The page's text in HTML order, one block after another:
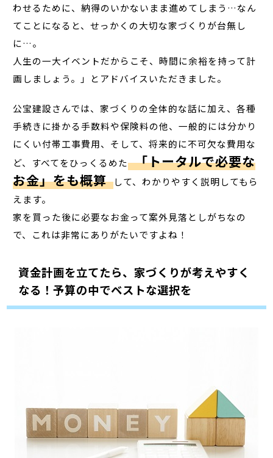
わせるために、納得のいかないまま進めてしまう…なん
てことになると、せっかくの大切な家づくりが台無し
に…。
人生の一大イベントだからこそ、時間に余裕を持って計
画しましょう。」とアドバイスいただきました。
公宝建設さんでは、家づくりの全体的な話に加え、各種
手続きに掛かる手数料や保険料の他、一般的には分かり
にくい付帯工事費用、そして、将来的に不可欠な費用な
ど、すべてをひっくるめた 「トータルで必要な
お金」をも概算 して、わかりやすく説明してもら
えます。
家を買った後に必要なお金って案外見落としがちなの
で、これは非常にありがたいですよね！
資金計画を立てたら、家づくりが考えやすく
なる！予算の中でベストな選択を